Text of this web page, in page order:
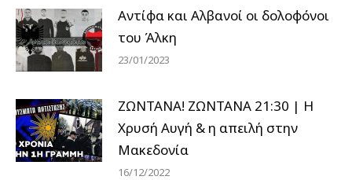
Αντίφα και Αλβανοί οι δολοφόνοι
του Άλκη
23/01/2023
ΖΩΝΤΑΝΑ! ΖΩΝΤΑΝΑ 21:30 | Η
Χρυσή Αυγή & η απειλή στην
Μακεδονία
16/12/2022